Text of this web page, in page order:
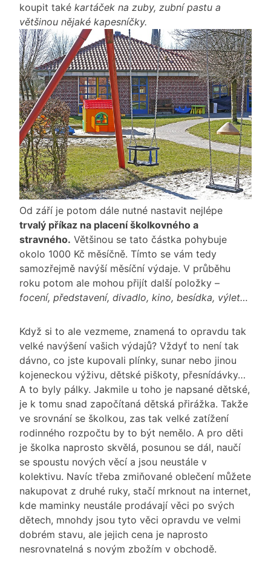
koupit také kartáček na zuby, zubní pastu a
většinou nějaké kapesníčky.
Od září je potom dále nutné nastavit nejlépe
trvalý příkaz na placení školkovného a
stravného. Většinou se tato částka pohybuje
okolo 1000 Kč měsíčně. Tímto se vám tedy
samozřejmě navýší měsíční výdaje. V průběhu
roku potom ale mohou přijít další položky –
focení, představení, divadlo, kino, besídka, výlet…
Když si to ale vezmeme, znamená to opravdu tak
velké navýšení vašich výdajů? Vždyť to není tak
dávno, co jste kupovali plínky, sunar nebo jinou
kojeneckou výživu, dětské piškoty, přesnídávky…
A to byly pálky. Jakmile u toho je napsané dětské,
je k tomu snad započítaná dětská přirážka. Takže
ve srovnání se školkou, zas tak velké zatížení
rodinného rozpočtu by to být nemělo. A pro děti
je školka naprosto skvělá, posunou se dál, naučí
se spoustu nových věcí a jsou neustále v
kolektivu. Navíc třeba zmiňované oblečení můžete
nakupovat z druhé ruky, stačí mrknout na internet,
kde maminky neustále prodávají věci po svých
dětech, mnohdy jsou tyto věci opravdu ve velmi
dobrém stavu, ale jejich cena je naprosto
nesrovnatelná s novým zbožím v obchodě.